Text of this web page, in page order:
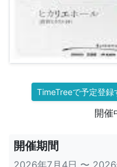
TimeTreeで予定登録
開催
開催期間
2026年7月4日 〜